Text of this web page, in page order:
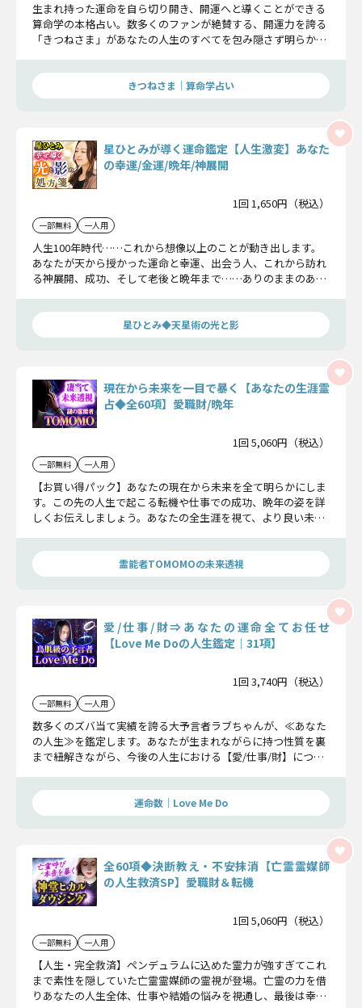
生まれ持った運命を自ら切り開き、開運へと導くことができる
算命学の本格占い。数多くのファンが絶賛する、開運力を誇る
「きつねさま」があなたの人生のすべてを包み隠さず明らかに
目でお確かめ下さい。
きつねさま｜算命学占い
星ひとみが導く運命鑑定【人生激変】あなた
の幸運/金運/晩年/神展開
1回 1,650円（税込）
一部無料 一人用
人生100年時代……これから想像以上のことが動き出します。
あなたが天から授かった運命と幸運、出会う人、これから訪れ
る神展開、成功、そして老後と晩年まで……ありのままのあな
星ひとみ◆天星術の光と影
現在から未来を一目で暴く【あなたの生涯霊
占◆全60項】愛職財/晩年
1回 5,060円（税込）
一部無料 一人用
【お買い得パック】あなたの現在から未来を全て明らかにしま
す。この先の人生で起こる転機や仕事での成功、晩年の姿を詳
しくお伝えしましょう。あなたの全生涯を視て、より良い未来
霊能者TOMOMOの未来透視
愛/仕事/財⇒あなたの運命全てお任せ
【Love Me Doの人生鑑定｜31項】
1回 3,740円（税込）
一部無料 一人用
数多くのズバ当て実績を誇る大予言者ラブちゃんが、≪あなた
の人生≫を鑑定します。あなたが生まれながらに持つ性質を裏
まで紐解きながら、今後の人生における【愛/仕事/財】につい
運命数｜Love Me Do
全60項◆決断教え・不安抹消【亡霊霊媒師
の人生救済SP】愛職財＆転機
1回 5,060円（税込）
一部無料 一人用
【人生・完全救済】ペンデュラムに込めた霊力が強すぎてこれ
まで素性を隠していた亡霊霊媒師の霊視が登場。亡霊の力を借
りあなたの人生全体、仕事や結婚の悩みを視通し、最後は幸福